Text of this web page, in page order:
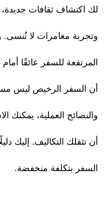
لك اكتشاف ثقافات
وتجربة مغامرات لا تُنسى.
المرتفعة للسفر عائقًا
أن السفر الرخيص ليس
والنصائح العملية، يمكنك
أن تثقلك التكاليف. إليك
السفر بتكلفة منخفضة.